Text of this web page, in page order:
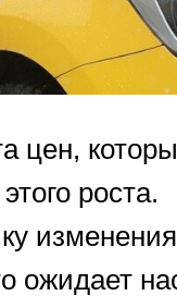
цен,
роста.
изменения
ожидает